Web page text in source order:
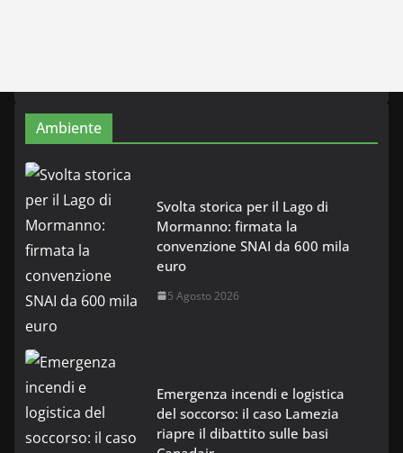
Ambiente
Svolta storica per il Lago di
Mormanno: firmata la
convenzione SNAI da 600 mila
euro
5 Agosto 2026
Emergenza incendi e logistica
del soccorso: il caso Lamezia
riapre il dibattito sulle basi